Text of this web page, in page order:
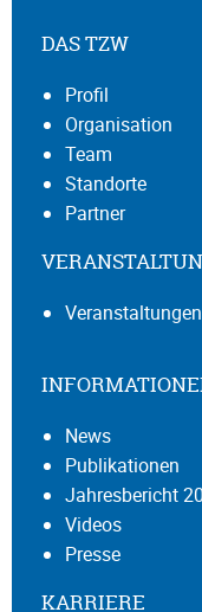
DAS TZW
Profil
Organisation
Team
Standorte
Partner
Veranstaltungen
News
Publikationen
Jahresbericht
Videos
Presse
KARRIERE